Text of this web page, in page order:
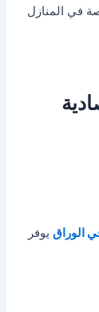
في المنازل
الوراق يوفر